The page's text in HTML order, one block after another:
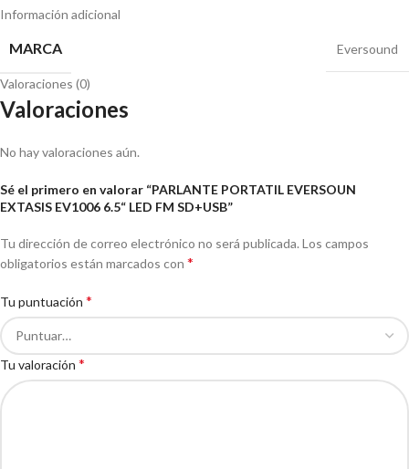
Información adicional
MARCA Eversound
Valoraciones (0)
Valoraciones
No hay valoraciones aún.
Sé el primero en valorar “PARLANTE PORTATIL EVERSOUN
EXTASIS EV1006 6.5“ LED FM SD+USB”
Tu dirección de correo electrónico no será publicada.Los campos
obligatorios están marcados con *
Tu puntuación *
Tu valoración *